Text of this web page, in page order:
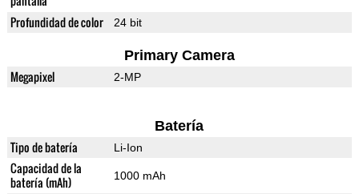
Profundidad de color 24 bit
Primary Camera
Megapixel 2-MP
Batería
Tipo de batería Li-Ion
Capacidad de la
batería (mAh)
1000 mAh